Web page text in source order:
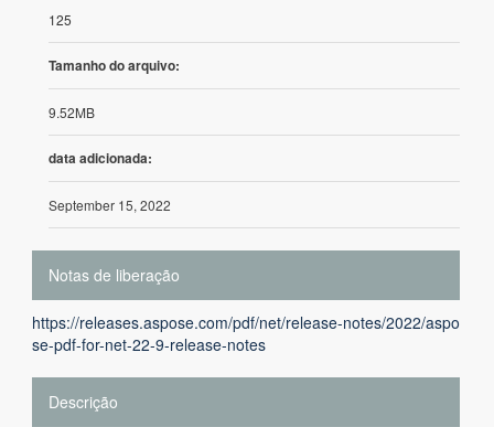
125
Tamanho do arquivo:
9.52MB
data adicionada:
September 15, 2022
Notas de liberação
https://releases.aspose.com/pdf/net/release-notes/2022/aspo
se-pdf-for-net-22-9-release-notes
Descrição